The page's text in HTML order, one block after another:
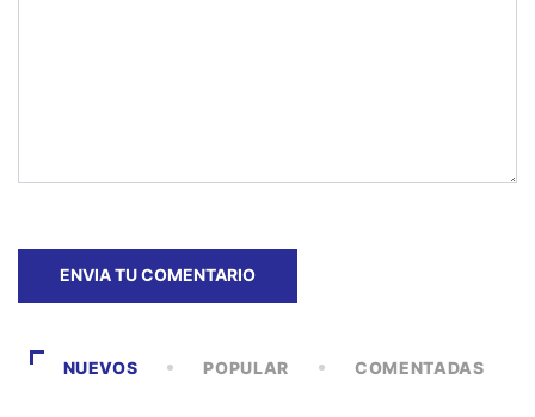
NUEVOS POPULAR COMENTADAS